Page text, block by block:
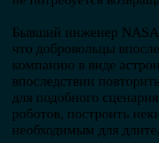
Бывший инженер
что добровольцы
компанию в виде
впоследствии
для подобного
роботов, построить
необходимым для